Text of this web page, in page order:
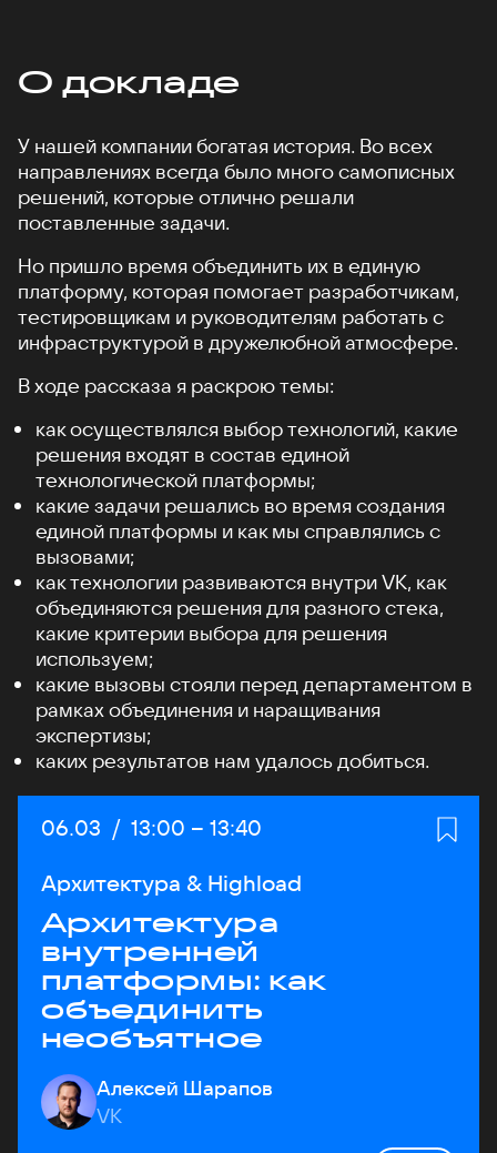
О докладе
У нашей компании богатая история. Во всех
направлениях всегда было много самописных
решений, которые отлично решали
поставленные задачи.
Но пришло время объединить их в единую
платформу, которая помогает разработчикам,
тестировщикам и руководителям работать с
инфраструктурой в дружелюбной атмосфере.
В ходе рассказа я раскрою темы:
как осуществлялся выбор технологий, какие
решения входят в состав единой
технологической платформы;
какие задачи решались во время создания
единой платформы и как мы справлялись с
вызовами;
как технологии развиваются внутри VK, как
объединяются решения для разного стека,
какие критерии выбора для решения
используем;
какие вызовы стояли перед департаментом в
рамках объединения и наращивания
экспертизы;
каких результатов нам удалось добиться.
Дата:
06.03 / Начало:
13:00 – Конец:
13:40
Архитектура & Highload
Архитектура
внутренней
платформы: как
объединить
необъятное
Алексей Шарапов
VK